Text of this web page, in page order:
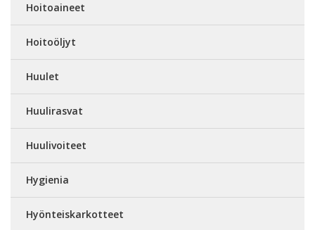
Hoitoaineet
Hoitoöljyt
Huulet
Huulirasvat
Huulivoiteet
Hygienia
Hyönteiskarkotteet